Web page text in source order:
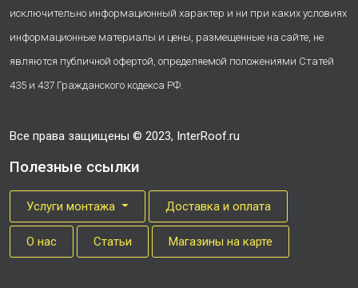
исключительно информационный характер и ни при каких условиях
информационные материалы и цены, размещенные на сайте, не
являются публичной офертой, определяемой положениями Статей
435 и 437 Гражданского кодекса РФ.
Все права защищены © 2023, InterRoof.ru
Полезные ссылки
Услуги монтажа Доставка и оплата
О нас Cтатьи Магазины на карте